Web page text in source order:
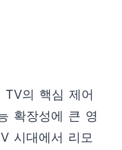
의 핵심 제어
확장성에 큰 영
시대에서 리모